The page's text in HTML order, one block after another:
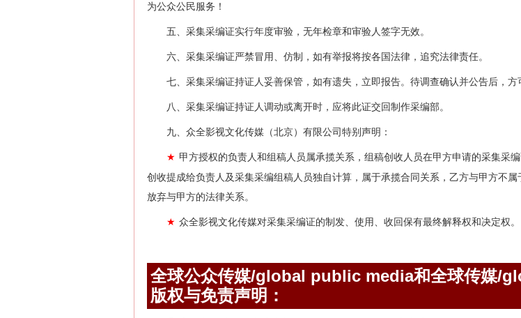
为公众公民服务！
五、采集采编证实行年度审验，无年检章和审验人签字无效。
六、采集采编证严禁冒用、仿制，如有举报将按各国法律，追究法律责任。
七、采集采编证持证人妥善保管，如有遗失，立即报告。待调查确认并公告后，方
八、采集采编证持证人调动或离开时，应将此证交回制作采编部。
九、众全影视文化传媒（北京）有限公司特别声明：
★ 甲方授权的负责人和组稿人员属承揽关系，组稿创收人员在甲方申请的采集采
创收提成给负责人及采集采编组稿人员独自计算，属于承揽合同关系，乙方与甲方不
放弃与甲方的法律关系。
★ 众全影视文化传媒对采集采编证的制发、使用、收回保有最终解释权和决定权。
全球公众传媒/global public media和全球传媒/
版权与免责声明：